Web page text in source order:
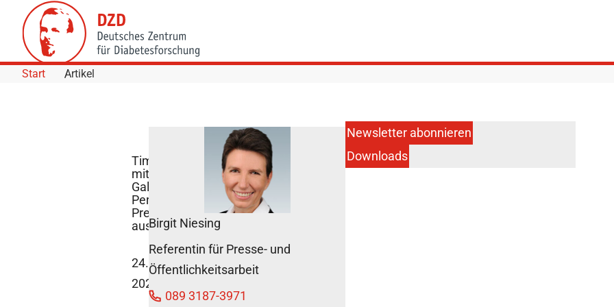
Skip to Content
Start Artikel
Timo Müller
mit dem
Galenus-von-
Pergamon
Preis 2022
ausgezeichnet
DZD News
24. Oktober
2022
Birgit Niesing
Referentin für Presse- und
Öffentlichkeitsarbeit
089 3187-3971
Newsletter abonnieren
Downloads